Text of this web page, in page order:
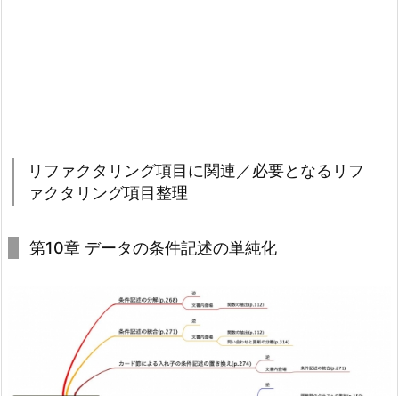
リファクタリング項目に関連／必要となるリフ
ァクタリング項目整理
第10章 データの条件記述の単純化